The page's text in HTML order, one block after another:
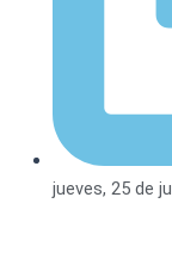
jueves, 25 de